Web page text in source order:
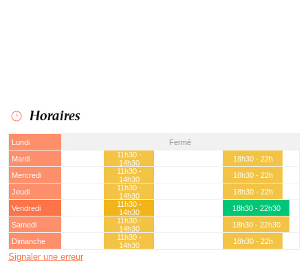
Horaires
Lundi
Fermé
Mardi
11h30 -
14h30
18h30 - 22h
Mercredi
11h30 -
14h30
18h30 - 22h
Jeudi
11h30 -
14h30
18h30 - 22h
Vendredi
11h30 -
14h30
18h30 - 22h30
Samedi
11h30 -
14h30
18h30 - 22h30
Dimanche
11h30 -
14h30
18h30 - 22h
Signaler une erreur